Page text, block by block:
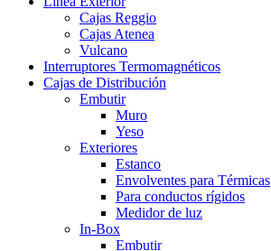
Cajas Reggio
Cajas Atenea
Vulcano
Interruptores Termomagnéticos
Cajas de Distribución
Embutir
Muro
Yeso
Exteriores
Estanco
Envolventes para Térmicas
Para conductos rígidos
Medidor de luz
In-Box
Embutir